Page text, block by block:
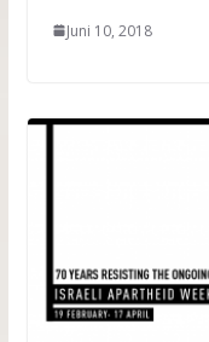
Juni 10, 2018